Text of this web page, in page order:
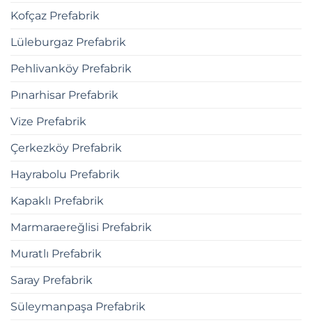
Kofçaz Prefabrik
Lüleburgaz Prefabrik
Pehlivanköy Prefabrik
Pınarhisar Prefabrik
Vize Prefabrik
Çerkezköy Prefabrik
Hayrabolu Prefabrik
Kapaklı Prefabrik
Marmaraereğlisi Prefabrik
Muratlı Prefabrik
Saray Prefabrik
Süleymanpaşa Prefabrik